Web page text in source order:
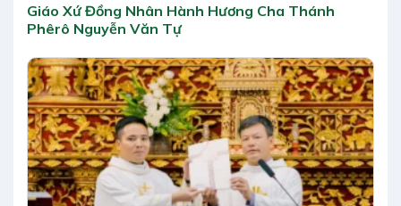
Giáo Xứ Đồng Nhân Hành Hương Cha Thánh
Phêrô Nguyễn Văn Tự